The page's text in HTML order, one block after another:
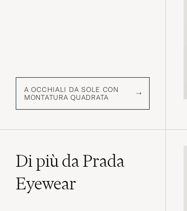
A OCCHIALI DA SOLE CON
MONTATURA QUADRATA
Di più da Prada
Eyewear